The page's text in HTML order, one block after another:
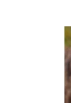
Dostupnost: